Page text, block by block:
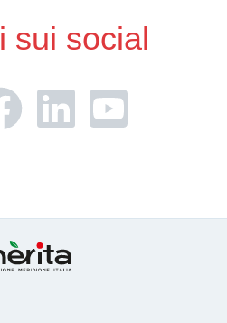
sui social